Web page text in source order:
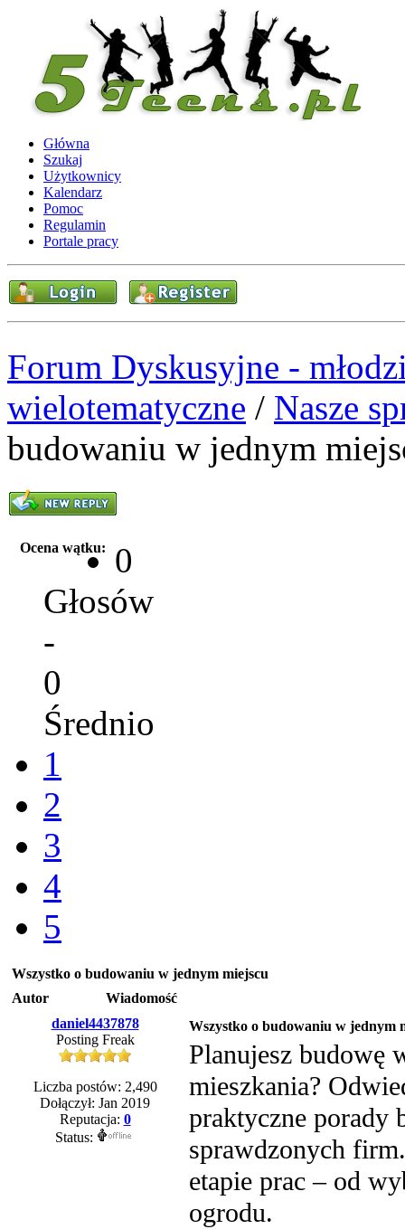
Główna
Szukaj
Użytkownicy
Kalendarz
Pomoc
Regulamin
Portale pracy
Forum Dyskusyjne -
wielotematyczne / Nasze
budowaniu w jednym
Ocena wątku:
0
Głosów
-
0
Średnio
1
2
3
4
5
Wszystko o budowaniu w jednym miejscu
Autor
Wiadomość
daniel4437878
Posting Freak
Liczba postów: 2,490
Dołączył: Jan 2019
Reputacja: 0
Status:
Wszystko o budowaniu w jednym
Planujesz budowę
mieszkania?
praktyczne porady
sprawdzonych
etapie prac – od
ogrodu.